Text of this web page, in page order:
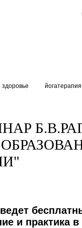
здоровье йогатерапия
и практика